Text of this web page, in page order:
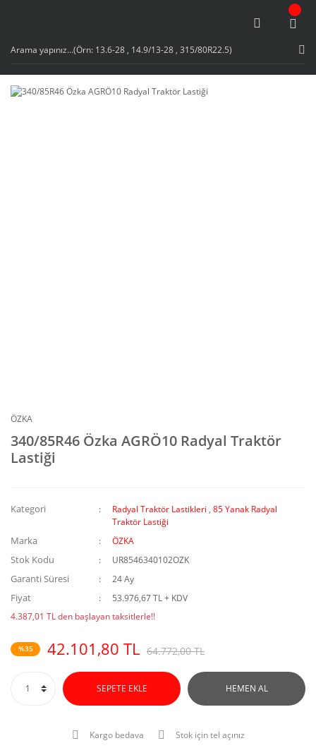
ÖZKA
340/85R46 Özka AGRÖ10 Radyal Traktör
Lastiği
Kategori Radyal Traktör Lastikleri ,85 Yanak Radyal
Traktör Lastiği
Marka ÖZKA
Stok Kodu UR8546340102OZK
Garanti Süresi 24 Ay
Fiyat
53.976,67 TL + KDV
4.387,01 TL den başlayan taksitlerle!!
%35 42.101,80 TL 64.772,00 TL
SEPETE EKLE HEMEN AL
Kargo bedava Stok için tel açınız